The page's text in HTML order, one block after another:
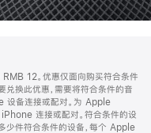
RMB 12。优惠仅面向购买符合条件
换此优惠，需要将符合条件的音
备连接或配对。为 Apple
连接或配对。符合条件的设
少件符合条件的设备，每个 Apple